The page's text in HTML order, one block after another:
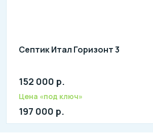
Септик Итал Горизонт 3
Количество человек: 1-3
литров в сутки: 800
152 000 р.
Цена «под ключ»
197 000 р.